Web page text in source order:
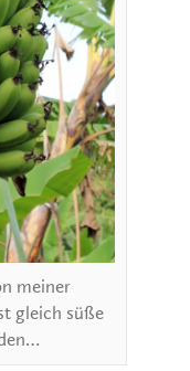
meiner
gleich süße